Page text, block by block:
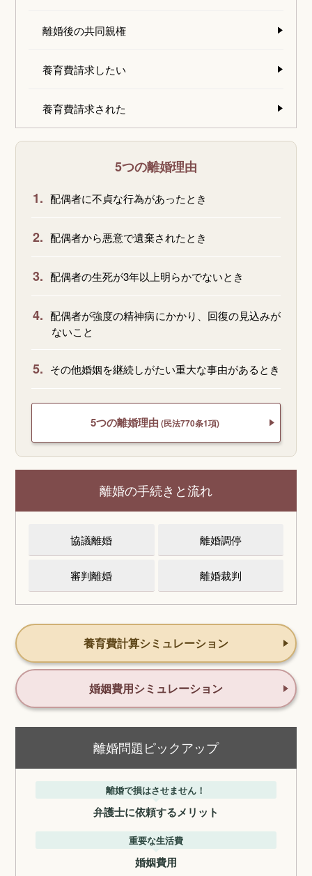
離婚後の共同親権
養育費請求したい
養育費請求された
5つの離婚理由
1. 配偶者に不貞な行為があったとき
2. 配偶者から悪意で遺棄されたとき
3. 配偶者の生死が3年以上明らかでないとき
4. 配偶者が強度の精神病にかかり、回復の見込みが
ないこと
5. その他婚姻を継続しがたい重大な事由があるとき
5つの離婚理由 (民法770条1項)
離婚の手続きと流れ
協議離婚 離婚調停
審判離婚 離婚裁判
養育費計算シミュレーション
婚姻費用シミュレーション
離婚問題ピックアップ
離婚で損はさせません！
弁護士に依頼するメリット
重要な生活費
婚姻費用